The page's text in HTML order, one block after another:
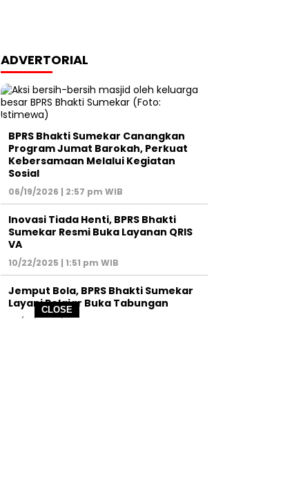
CLOSE
ADVERTORIAL
BPRS Bhakti Sumekar Canangkan
Program Jumat Barokah, Perkuat
Kebersamaan Melalui Kegiatan
Sosial
06/19/2026 | 2:57 pm WIB
Inovasi Tiada Henti, BPRS Bhakti
Sumekar Resmi Buka Layanan QRIS
VA
10/22/2025 | 1:51 pm WIB
Jemput Bola, BPRS Bhakti Sumekar
Layani Pelajar Buka Tabungan
09/13/2025 | 4:08 pm WIB